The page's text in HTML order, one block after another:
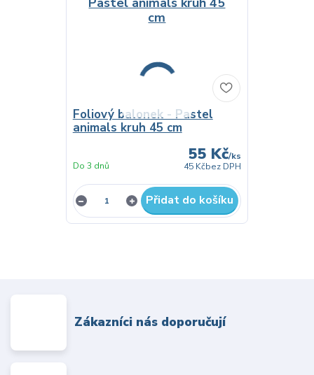
Foliový balonek - Pastel
animals kruh 45 cm
55 Kč/ks
45 Kčbez DPH
Do 3 dnů
Přidat do košíku
Zákazníci nás doporučují